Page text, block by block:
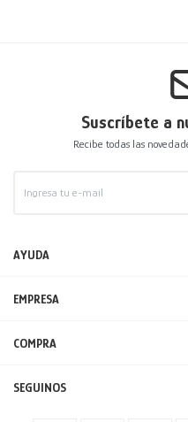
Suscríbete a
Recibe todas las
AYUDA
EMPRESA
COMPRA
SEGUINOS